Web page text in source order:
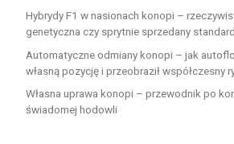
Hybrydy F1 w nasionach konopi –
genetyczna czy sprytnie sprzedany
Automatyczne odmiany konopi – jak
własną pozycję i przeobraził współczesny
Własna uprawa konopi – przewodnik po
świadomej hodowli